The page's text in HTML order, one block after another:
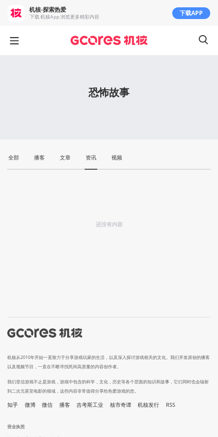
恐怖故事
全部 播客 文章 资讯 视频
还没有内容
机核从2010年开始一直致力于分享游戏玩家的生活，以及深入探讨游戏相关的文化。我们开发原创的播客
以及视频节目，一直在不断寻找民间高质量的内容创作者。
我们坚信游戏不止是游戏，游戏中包含的科学，文化，历史等各个层面的知识和故事，它们同时也会辐射
到二次元甚至电影的领域，这些内容非常值得分享给热爱游戏的您。
知乎 微博 微信 播客 吉考斯工业 核市奇谭 机核发行 RSS
营业执照
机核-探索热爱
下载 机核App 浏览更多精彩内容 下载APP